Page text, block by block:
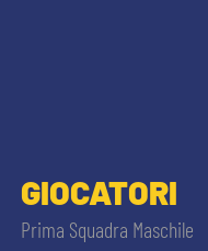
GIOCATORI
Prima Squadra Maschile